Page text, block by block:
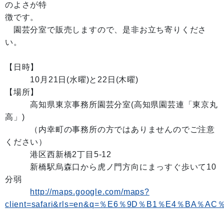
のよさが特
徴です。
園芸分室で販売しますので、是非お立ち寄りくださ
い。
【日時】
10月21日(水曜)と22日(木曜)
【場所】
高知県東京事務所園芸分室(高知県園芸連「東京丸
高」)
（内幸町の事務所の方ではありませんのでご注意
ください）
港区西新橋2丁目5-12
新橋駅烏森口から虎ノ門方向にまっすぐ歩いて10
分弱
http://maps.google.com/maps?
client=safari&rls=en&q=％E6％9D％B1％E4％BA％AC